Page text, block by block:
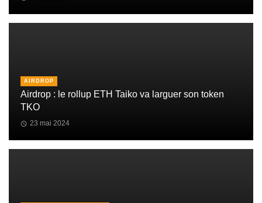
AIRDROP
Airdrop : le rollup ETH Taiko va larguer son token
TKO
23 mai 2024